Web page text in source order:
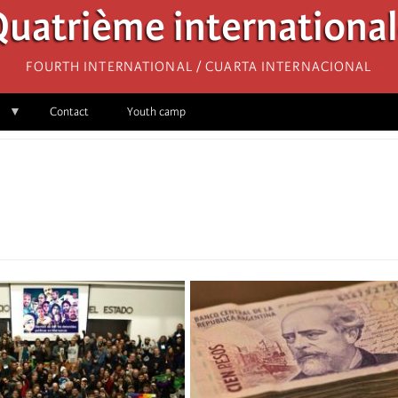
Fourth International / Cuarta Internacional
Contact Youth camp